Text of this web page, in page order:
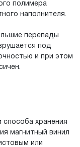
полимера
наполнителя.
перепады
под
и при этом
способа хранения
магнитный винил
или